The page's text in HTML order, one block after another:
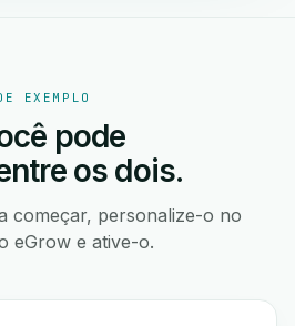
EXEMPLO
pode
os dois.
começar, personalize-o no
eGrow e ative-o.